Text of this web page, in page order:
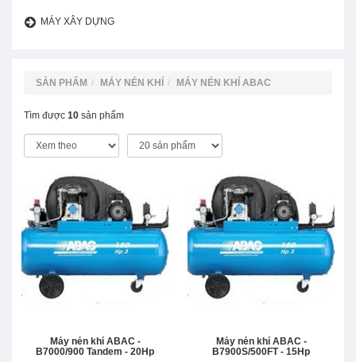
MÁY XÂY DỰNG
SẢN PHẨM MÁY NÉN KHÍ MÁY NÉN KHÍ ABAC
Tìm được 10 sản phẩm
Máy nén khí ABAC -
B7000/900 Tandem - 20Hp
Máy nén khí ABAC -
B7900S/500FT - 15Hp